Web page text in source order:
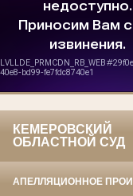
КЕМЕРОВСКИЙ
ОБЛАСТНОЙ СУД
АПЕЛЛЯЦИОННОЕ